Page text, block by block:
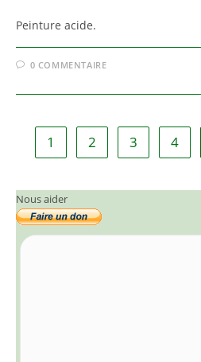
Peinture acide.
0 COMMENTAIRE
1 2 3 4
Nous aider